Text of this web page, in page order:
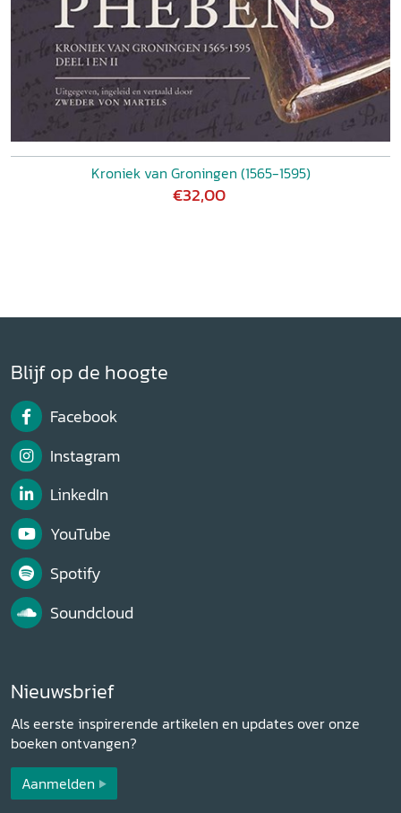
Kroniek van Groningen (1565-1595)
€32,00
Blijf op de hoogte
Facebook
Instagram
LinkedIn
YouTube
Spotify
Soundcloud
Nieuwsbrief
Als eerste inspirerende artikelen en updates over onze
boeken ontvangen?
Aanmelden